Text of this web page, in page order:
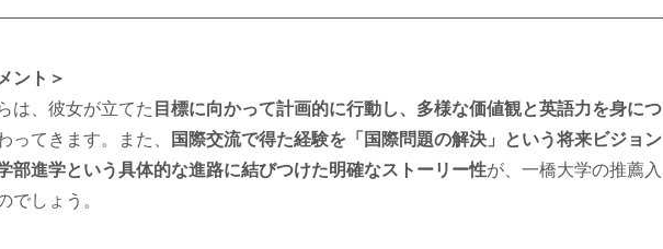
ント＞
は、彼女が立てた 目標に向かって計画的に行動し、多様な価値観と英語力を身につ
ってきます。また、
国際交流で得た経験を「国際問題の解決」という将来ビジョン
部進学という具体的な進路に結びつけた明確なストーリー性が、一橋大学の推薦入
でしょう。